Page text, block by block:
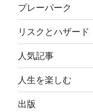
プレーパーク
リスクとハザード
人気記事
人生を楽しむ
出版